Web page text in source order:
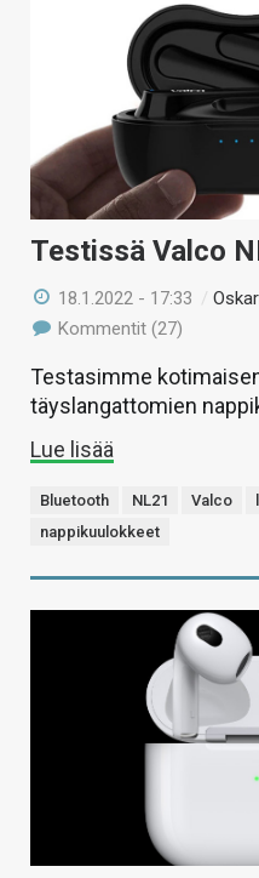
Testissä Valco
18.1.2022 - 17:33 /
Kommentit (27)
Testasimme
täyslangattomien
Lue lisää
Bluetooth NL21 Valco
nappikuulokkeet